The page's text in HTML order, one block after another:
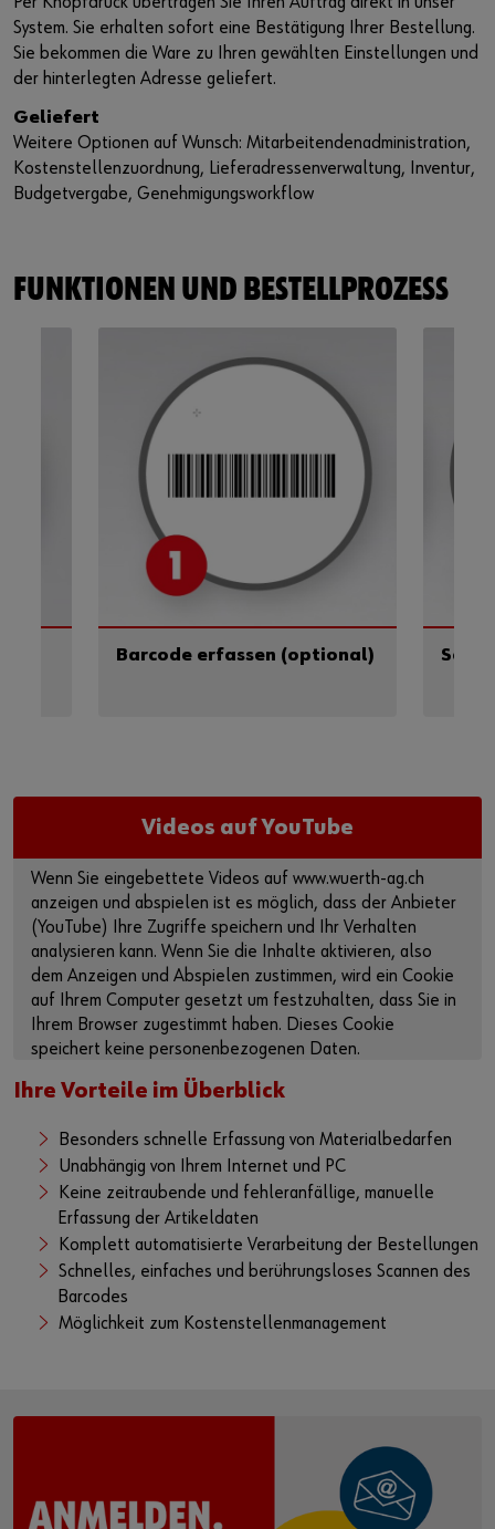
System. Sie erhalten sofort eine Bestätigung Ihrer Bestellung.
Sie bekommen die Ware zu Ihren gewählten Einstellungen und
der hinterlegten Adresse geliefert.
Geliefert
Weitere Optionen auf Wunsch: Mitarbeitendenadministration,
Kostenstellenzuordnung, Lieferadressenverwaltung, Inventur,
Budgetvergabe, Genehmigungsworkflow
FUNKTIONEN UND BESTELLPROZESS
Barcode erfassen (optional)
Videos auf YouTube
Wenn Sie eingebettete Videos auf www.wuerth-ag.ch
anzeigen und abspielen ist es möglich, dass der Anbieter
(YouTube) Ihre Zugriffe speichern und Ihr Verhalten
analysieren kann. Wenn Sie die Inhalte aktivieren, also
dem Anzeigen und Abspielen zustimmen, wird ein Cookie
auf Ihrem Computer gesetzt um festzuhalten, dass Sie in
Ihrem Browser zugestimmt haben. Dieses Cookie
speichert keine personenbezogenen Daten.
Weitere Informationen finden Sie in unserer
Inhalte aktivieren
Alternativ können Sie auch diesen Link verwenden, um das
Video direkt auf der Plattform des Anbieters aufzurufen:
https://youtu.be/McXLnxjo_rI
Ihre Vorteile im Überblick
Besonders schnelle Erfassung von Materialbedarfen
Unabhängig von Ihrem Internet und PC
Keine zeitraubende und fehleranfällige, manuelle
Erfassung der Artikeldaten
Komplett automatisierte Verarbeitung der Bestellungen
Schnelles, einfaches und berührungsloses Scannen des
Barcodes
Möglichkeit zum Kostenstellenmanagement